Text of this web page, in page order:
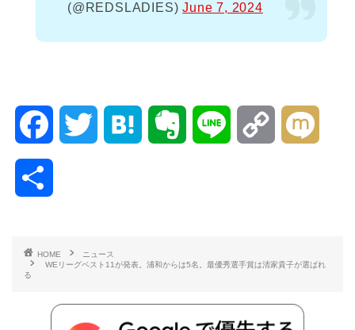
(@REDSLADIES)June 7, 2024
o
HOME
ニュース
WEリーグベスト11が発表。浦和からは5名。最優秀選手賞は清家貴子が選ばれ
る